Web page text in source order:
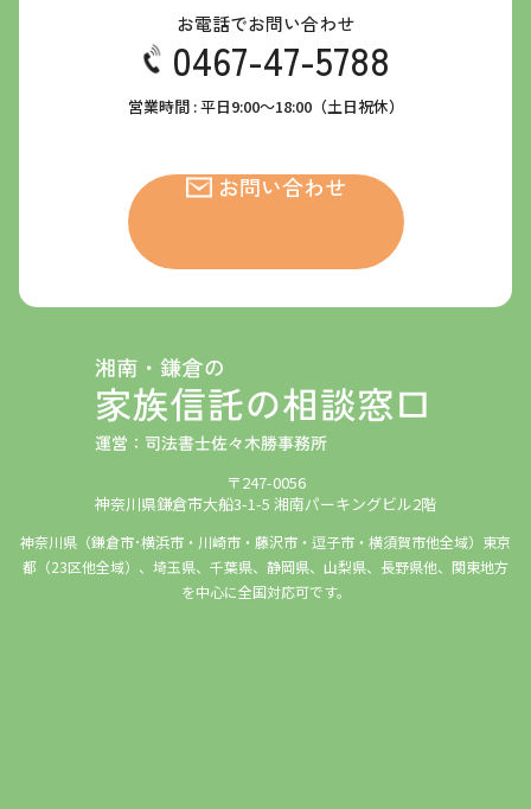
お電話でお問い合わせ
0467-47-5788
営業時間 : 平日9:00～18:00（土日祝休）
お問い合わせ
〒247-0056
神奈川県鎌倉市大船3-1-5 湘南パーキングビル2階
神奈川県（鎌倉市･横浜市・川崎市・藤沢市・逗子市・横須賀市他全域）東京
都（23区他全域）、埼玉県、千葉県、静岡県、山梨県、長野県他、関東地方
を中心に全国対応可です。